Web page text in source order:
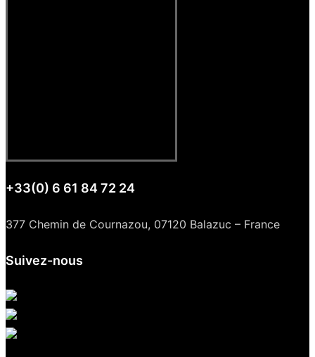
+33(0) 6 61 84 72 24
377 Chemin de Cournazou, 07120 Balazuc – France
Suivez-nous